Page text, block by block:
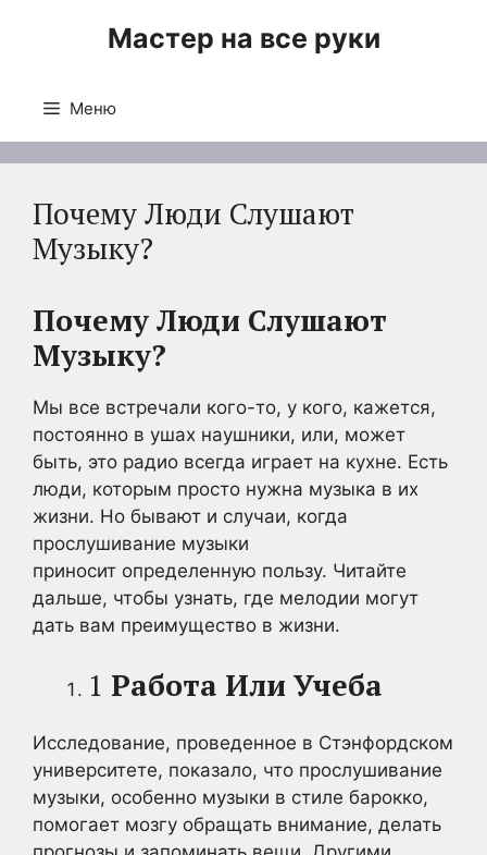
Мастер на все руки
Меню
Почему Люди Слушают
Музыку?
Почему Люди Слушают
Музыку?
Мы все встречали кого-то, у кого, кажется,
постоянно в ушах наушники, или, может
быть, это радио всегда играет на кухне. Есть
люди, которым просто нужна музыка в их
жизни. Но бывают и случаи, когда
прослушивание музыки
приносит определенную пользу. Читайте
дальше, чтобы узнать, где мелодии могут
дать вам преимущество в жизни.
1 Работа Или Учеба
Исследование, проведенное в Стэнфордском
университете, показало, что прослушивание
музыки, особенно музыки в стиле барокко,
помогает мозгу обращать внимание, делать